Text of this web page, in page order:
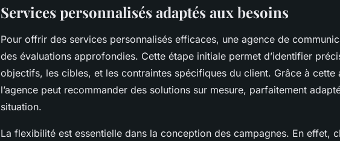
Services personnalisés adaptés aux besoins
Pour offrir des services personnalisés efficaces, une agence de
des évaluations approfondies. Cette étape initiale permet d’identifier
objectifs, les cibles, et les contraintes spécifiques du client. Grâce à cette
l’agence peut recommander des solutions sur mesure, parfaitement
situation.
La flexibilité est essentielle dans la conception des campagnes. En effet,